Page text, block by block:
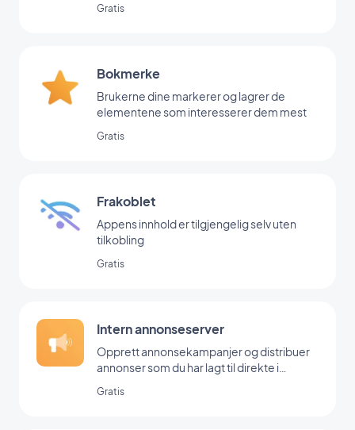
Gratis
Bokmerke
Brukerne dine markerer og lagrer de
elementene som interesserer dem mest
Gratis
Frakoblet
Appens innhold er tilgjengelig selv uten
tilkobling
Gratis
Intern annonseserver
Opprett annonsekampanjer og distribuer
annonser som du har lagt til direkte i
Gratis